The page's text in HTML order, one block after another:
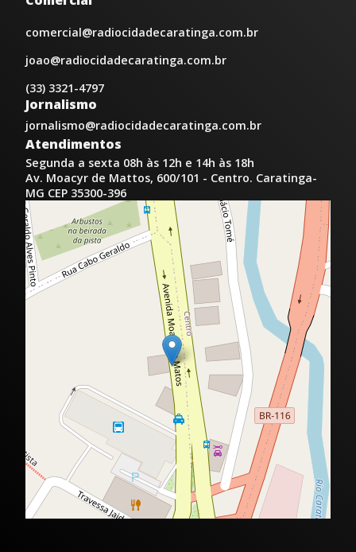
comercial@radiocidadecaratinga.com.br
joao@radiocidadecaratinga.com.br
(33) 3321-4797
Jornalismo
jornalismo@radiocidadecaratinga.com.br
Atendimentos
Segunda a sexta 08h às 12h e 14h às 18h
Av. Moacyr de Mattos, 600/101 - Centro. Caratinga-
MG CEP 35300-396